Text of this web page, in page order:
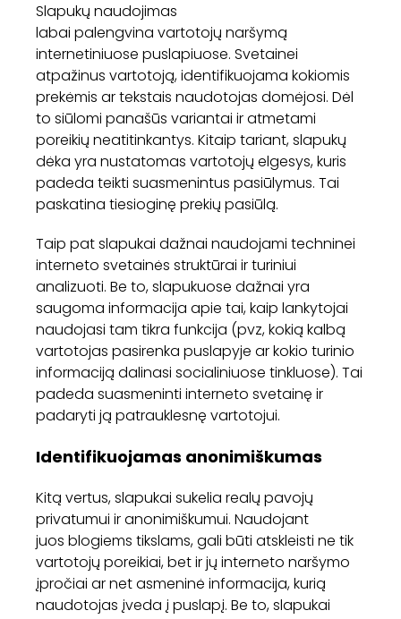
Slapukų naudojimas
labai palengvina vartotojų naršymą
internetiniuose puslapiuose. Svetainei
atpažinus vartotoją, identifikuojama kokiomis
prekėmis ar tekstais naudotojas domėjosi. Dėl
to siūlomi panašūs variantai ir atmetami
poreikių neatitinkantys. Kitaip tariant, slapukų
dėka yra nustatomas vartotojų elgesys, kuris
padeda teikti suasmenintus pasiūlymus. Tai
paskatina tiesioginę prekių pasiūlą.
Taip pat slapukai dažnai naudojami techninei
interneto svetainės struktūrai ir turiniui
analizuoti. Be to, slapukuose dažnai yra
saugoma informacija apie tai, kaip lankytojai
naudojasi tam tikra funkcija (pvz, kokią kalbą
vartotojas pasirenka puslapyje ar kokio turinio
informaciją dalinasi socialiniuose tinkluose). Tai
padeda suasmeninti interneto svetainę ir
padaryti ją patrauklesnę vartotojui.
Identifikuojamas anonimiškumas
Kitą vertus, slapukai sukelia realų pavojų
privatumui ir anonimiškumui. Naudojant
juos blogiems tikslams, gali būti atskleisti ne tik
vartotojų poreikiai, bet ir jų interneto naršymo
įpročiai ar net asmeninė informacija, kurią
naudotojas įveda į puslapį. Be to, slapukai